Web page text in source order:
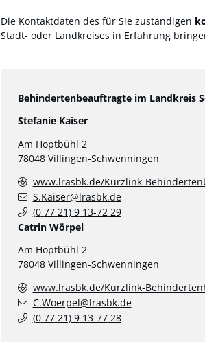
Die Kontaktdaten des für Sie zuständigen
Stadt- oder Landkreises in Erfahrung
Behindertenbeauftragte im Landkreis
Stefanie Kaiser
Am Hoptbühl 2
78048 Villingen-Schwenningen
www.lrasbk.de/Kurzlink-
S.Kaiser@lrasbk.de
(0 77 21) 9 13-72 29
Catrin Wörpel
Am Hoptbühl 2
78048 Villingen-Schwenningen
www.lrasbk.de/Kurzlink-
C.Woerpel@lrasbk.de
(0 77 21) 9 13-77 28